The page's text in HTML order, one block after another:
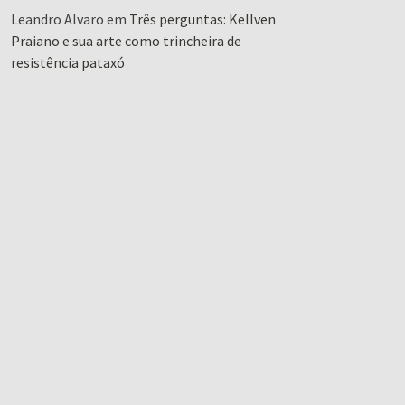
Leandro Alvaro em Três perguntas: Kellven
Praiano e sua arte como trincheira de
resistência pataxó